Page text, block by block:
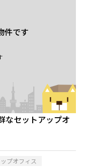
件です
なセットアップオ
プオフィス